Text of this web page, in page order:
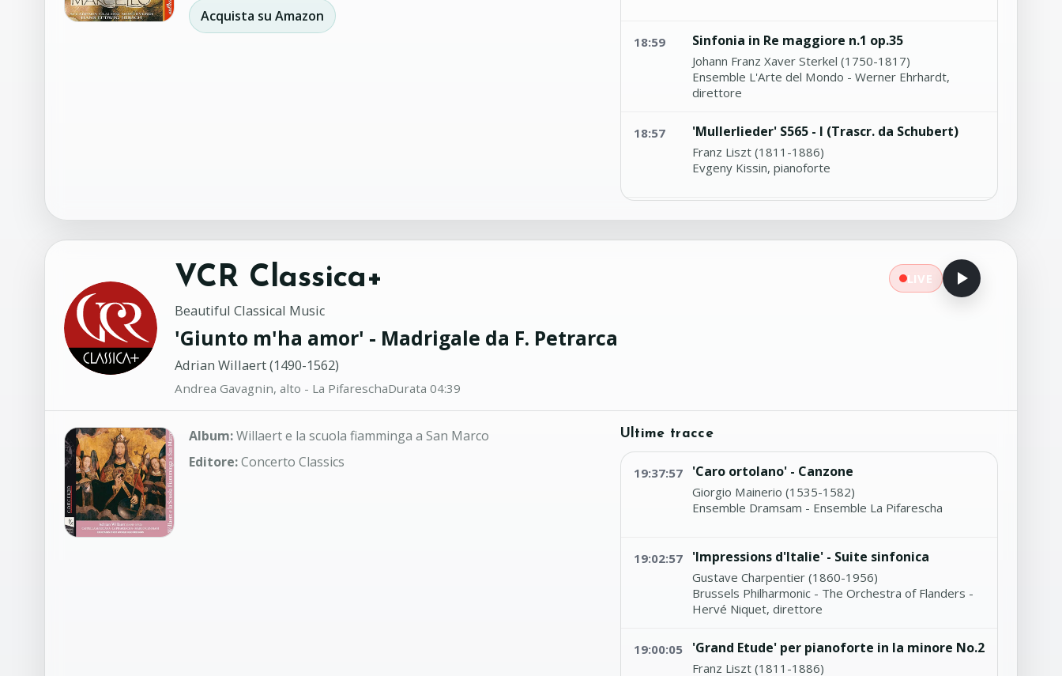
Acquista su Amazon
18:59 Sinfonia in Re maggiore n.1 op.35
Johann Franz Xaver Sterkel (1750-1817)
Ensemble L'Arte del Mondo - Werner Ehrhardt,
direttore
18:57 'Mullerlieder' S565 - I (Trascr. da Schubert)
Franz Liszt (1811-1886)
Evgeny Kissin, pianoforte
18:56 'Tout gai!' per flauto e arpa (Trascr.)
Maurice Ravel (1875-1937)
VCR Classica+ LIVE
Beautiful Classical Music
'Giunto m'ha amor' - Madrigale da F. Petrarca
Adrian Willaert (1490-1562)
Andrea Gavagnin, alto - La PifareschaDurata 04:39
Album:Willaert e la scuola fiamminga a San Marco
Editore:Concerto Classics
Ultime tracce
19:37:57 'Caro ortolano' - Canzone
Giorgio Mainerio (1535-1582)
Ensemble Dramsam - Ensemble La Pifarescha
19:02:57 'Impressions d'Italie' - Suite sinfonica
Gustave Charpentier (1860-1956)
Brussels Philharmonic - The Orchestra of Flanders -
Hervé Niquet, direttore
19:00:05 'Grand Etude' per pianoforte in la minore No.2
Franz Liszt (1811-1886)